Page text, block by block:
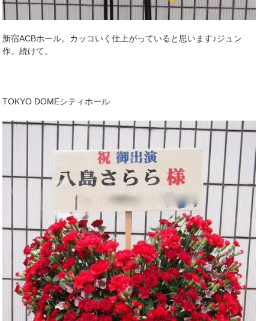
新宿ACBホール。カッコいく仕上がっていると思います♪ジュン
作。続けて。
TOKYO DOMEシティホール